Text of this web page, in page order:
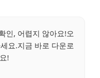
인, 어렵지 않아요!오
요.지금 바로 다운로
!